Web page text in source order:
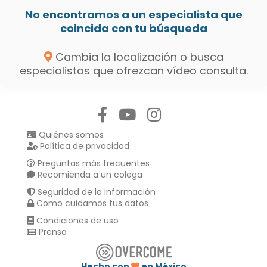
No encontramos a un especialista que
coincida con tu búsqueda
Cambia la localización o busca
especialistas que ofrezcan vídeo consulta.
Quiénes somos
Política de privacidad
Preguntas más frecuentes
Recomienda a un colega
Seguridad de la información
Como cuidamos tus datos
Condiciones de uso
Prensa